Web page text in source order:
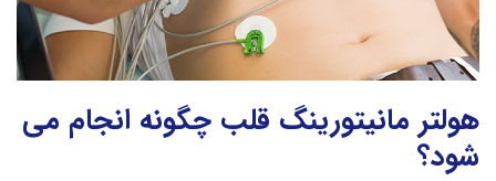
هولتر مانیتورینگ قلب چگونه انجام می
شود؟